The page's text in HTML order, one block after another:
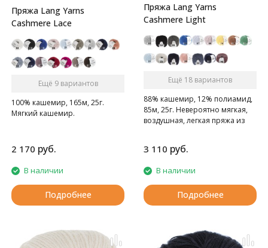
Пряжа Lang Yarns
Cashmere Lace
Ещё 9 вариантов
100% кашемир, 165м, 25г.
Мягкий кашемир.
2 170 руб.
В наличии
Подробнее
Пряжа Lang Yarns
Cashmere Light
Ещё 18 вариантов
88% кашемир, 12% полиамид,
85м, 25г. Невероятно мягкая,
воздушная, легкая пряжа из
3 110 руб.
В наличии
Подробнее